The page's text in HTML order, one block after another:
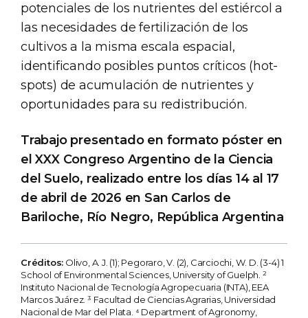
potenciales de los nutrientes del estiércol a
las necesidades de fertilización de los
cultivos a la misma escala espacial,
identificando posibles puntos críticos (hot-
spots) de acumulación de nutrientes y
oportunidades para su redistribución.
Trabajo presentado en formato póster en
el XXX Congreso Argentino de la Ciencia
del Suelo, realizado entre los días 14 al 17
de abril de 2026 en San Carlos de
Bariloche, Río Negro, República Argentina
Créditos: Olivo, A. J. (1); Pegoraro, V. (2), Carciochi, W. D. (3-4) 1
School of Environmental Sciences, University of Guelph. ²
Instituto Nacional de Tecnología Agropecuaria (INTA), EEA
Marcos Juárez. ³ Facultad de Ciencias Agrarias, Universidad
Nacional de Mar del Plata. ⁴ Department of Agronomy,